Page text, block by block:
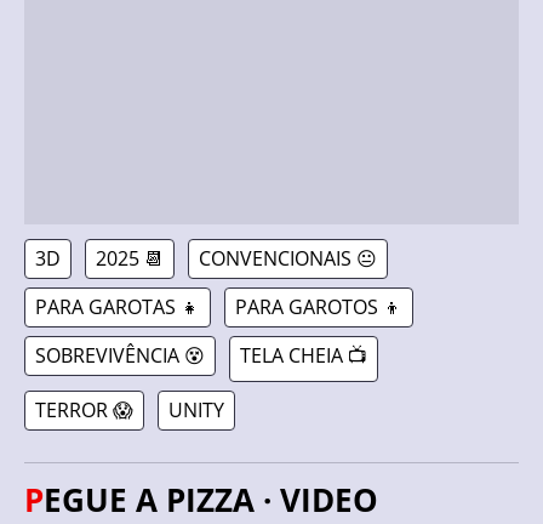
3D 2025 📆
CONVENCIONAIS 😐
PARA GAROTAS 👧
PARA GAROTOS 👦
SOBREVIVÊNCIA 😵
TELA CHEIA 📺
TERROR 😱 UNITY
PEGUE A PIZZA · VIDEO